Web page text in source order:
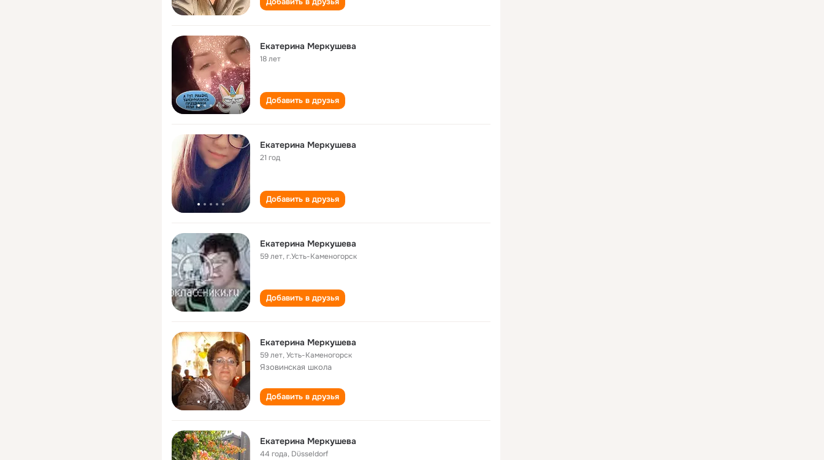
Екатерина Меркушева
18 лет
Добавить в друзья
Екатерина Меркушева
21 год
Добавить в друзья
Екатерина Меркушева
59 лет,г.Усть-Каменогорск
Добавить в друзья
Екатерина Меркушева
59 лет,Усть-Каменогорск
Язовинская школа
Добавить в друзья
Екатерина Меркушева
44 года, Düsseldorf